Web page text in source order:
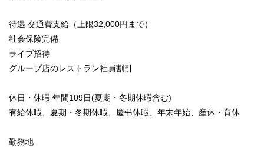
待遇 交通費支給（上限32,000円まで）
社会保険完備
ライブ招待
グループ店のレストラン社員割引
休日・休暇 年間109日(夏期・冬期休暇含む)
有給休暇、夏期・冬期休暇、慶弔休暇、年末年始、産休・育休
勤務地